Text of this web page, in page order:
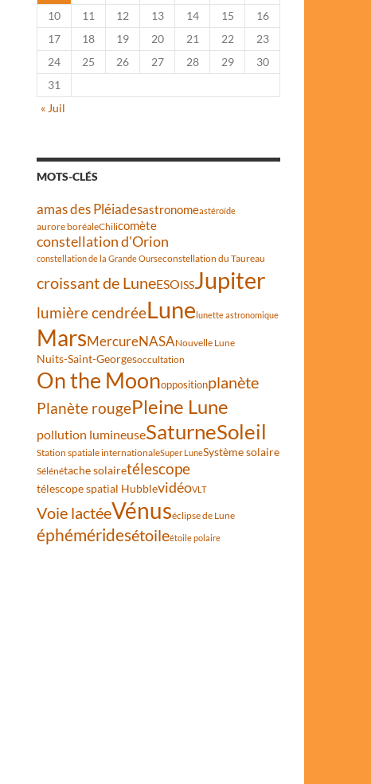
10
11 12 13 14 15
16
17
18 19 20 21 22
23
24
25 26 27 28 29
30
31
« Juil
MOTS-CLÉS
amas des Pléiadesastronomeastéroïde
aurore boréaleChilicomète
constellation d'Orion
constellation de la Grande Ourseconstellation du Taureau
croissant de LuneESOISSJupiter
lumière cendréeLunelunette astronomique
MarsMercureNASANouvelle Lune
Nuits-Saint-Georgesoccultation
On the Moonoppositionplanète
Planète rougePleine Lune
pollution lumineuseSaturneSoleil
Station spatiale internationaleSuper LuneSystème solaire
Sélénétache solairetélescope
télescope spatial HubblevidéoVLT
Voie lactéeVénuséclipse de Lune
éphéméridesétoileétoile polaire